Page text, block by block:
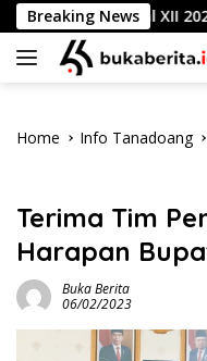
Skip
to
content
Breaking News
XII 2026 di
Home Info Tanadoang
Terima Tim
Harapan
Buka Berita
06/02/2023